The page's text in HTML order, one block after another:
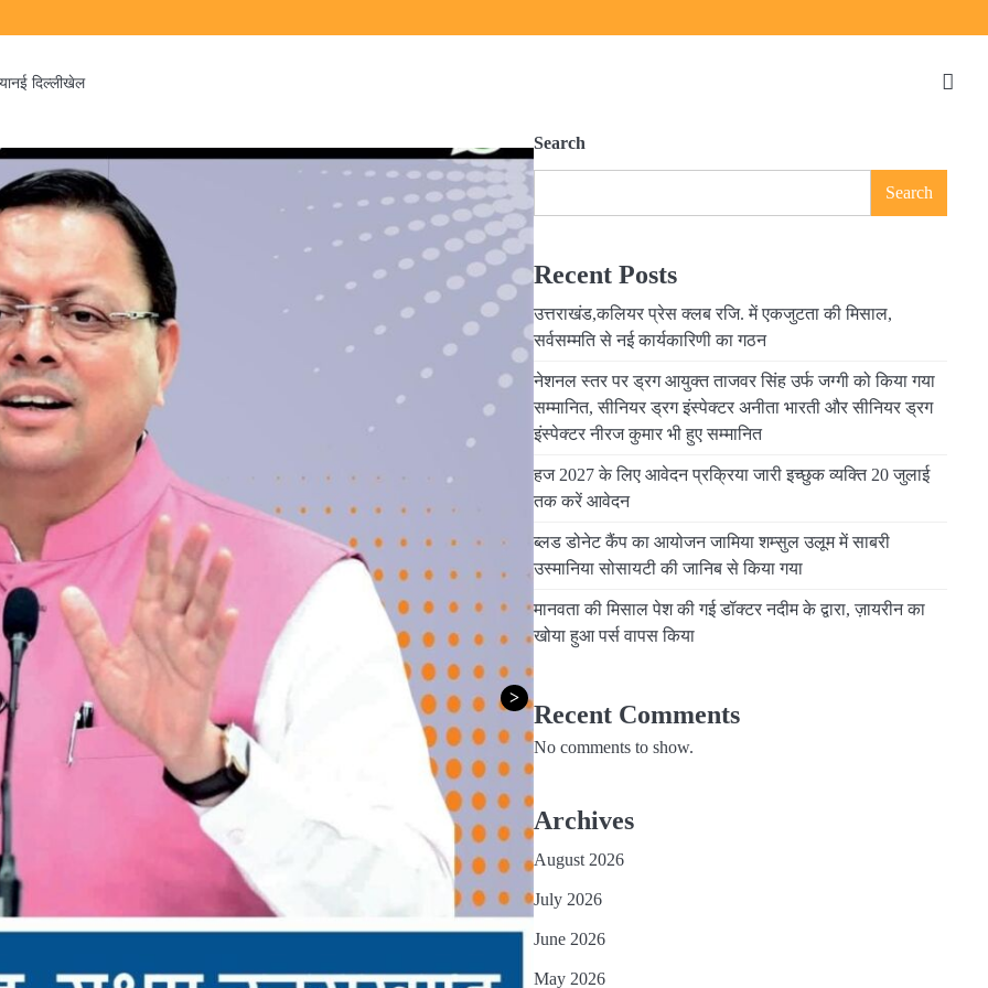
नई दिल्लीखेल
>
Search
Search
Recent Posts
उत्तराखंड,कलियर प्रेस क्लब रजि. में एकजुटता की मिसाल,
सर्वसम्मति से नई कार्यकारिणी का गठन
नेशनल स्तर पर ड्रग आयुक्त ताजवर सिंह उर्फ जग्गी को किया गया
सम्मानित, सीनियर ड्रग इंस्पेक्टर अनीता भारती और सीनियर ड्रग
इंस्पेक्टर नीरज कुमार भी हुए सम्मानित
हज 2027 के लिए आवेदन प्रक्रिया जारी इच्छुक व्यक्ति 20 जुलाई
तक करें आवेदन
ब्लड डोनेट कैंप का आयोजन जामिया शम्सुल उलूम में साबरी
उस्मानिया सोसायटी की जानिब से किया गया
मानवता की मिसाल पेश की गई डॉक्टर नदीम के द्वारा, ज़ायरीन का
खोया हुआ पर्स वापस किया
Recent Comments
No comments to show.
Archives
August 2026
July 2026
June 2026
May 2026